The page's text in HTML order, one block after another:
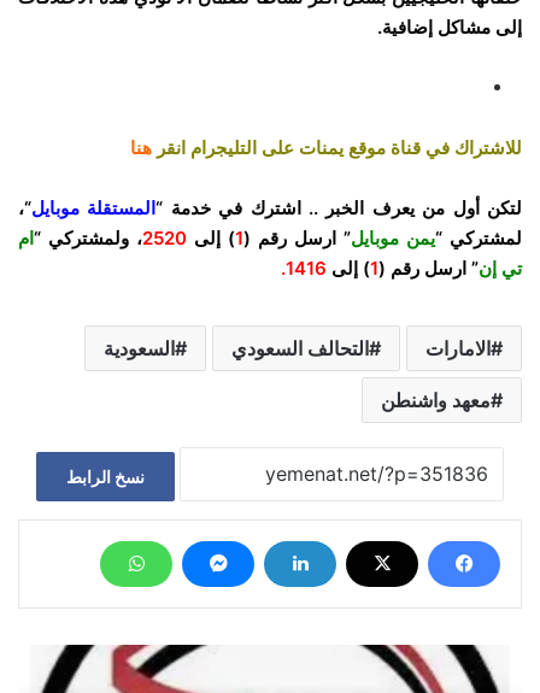
إلى مشاكل إضافية.
للاشتراك في قناة موقع يمنات على التليجرام انقر هنا
لتكن أول من يعرف الخبر .. اشترك في خدمة “المستقلة موبايل“،
لمشتركي “يمن موبايل” ارسل رقم (1) إلى 2520، ولمشتركي “ ام
تي إن” ارسل رقم (1) إلى 1416.
الامارات التحالف السعودي السعودية
معهد واشنطن
نسخ الرابط